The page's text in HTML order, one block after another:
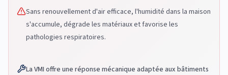
Sans renouvellement d'air efficace, l'humidité dans la maison
s'accumule, dégrade les matériaux et favorise les
pathologies respiratoires.
La VMI offre une réponse mécanique adaptée aux bâtiments